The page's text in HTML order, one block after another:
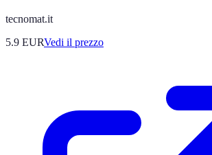
tecnomat.it
5.9 EURVedi il prezzo